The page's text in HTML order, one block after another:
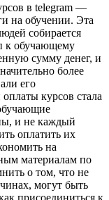
в telegram —
на обучении. Эта
собирается
к обучающему
сумму денег, и
более
его
курсов стала
и не каждый
оплатить их
на
материалам по
о том, что не
могут быть
присоединиться к